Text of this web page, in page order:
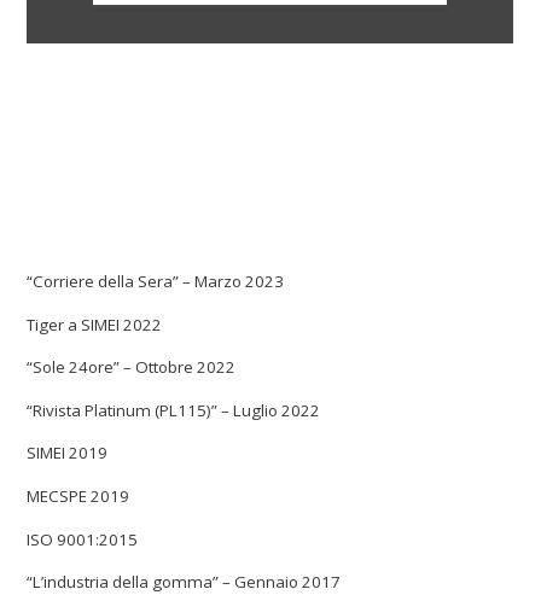
“Corriere della Sera” – Marzo 2023
Tiger a SIMEI 2022
“Sole 24ore” – Ottobre 2022
“Rivista Platinum (PL115)” – Luglio 2022
SIMEI 2019
MECSPE 2019
ISO 9001:2015
“L’industria della gomma” – Gennaio 2017